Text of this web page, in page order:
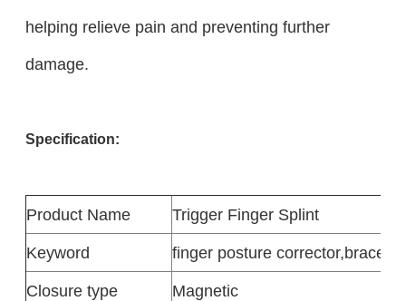
helping relieve pain and preventing further
damage.
Specification:
Product Name
Trigger Finger Splint
Keyword
finger posture corrector,brace
Closure type
Magnetic